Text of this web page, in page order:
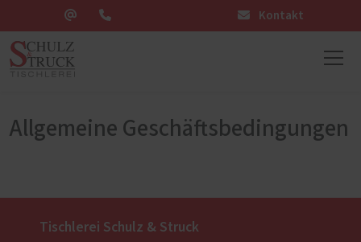
Kontakt
Allgemeine Geschäftsbedingungen
Tischlerei Schulz & Struck